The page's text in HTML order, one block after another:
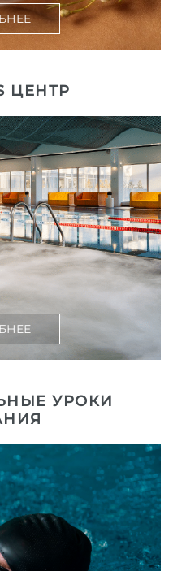
ЦЕНТР
УРОКИ